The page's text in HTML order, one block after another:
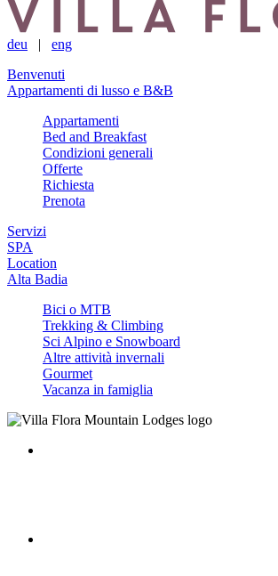
deu | eng
Benvenuti
Appartamenti di lusso e B&B
Appartamenti
Bed and Breakfast
Condizioni generali
Offerte
Richiesta
Prenota
Servizi
SPA
Location
Alta Badia
Bici o MTB
Trekking & Climbing
Sci Alpino e Snowboard
Altre attività invernali
Gourmet
Vacanza in famiglia